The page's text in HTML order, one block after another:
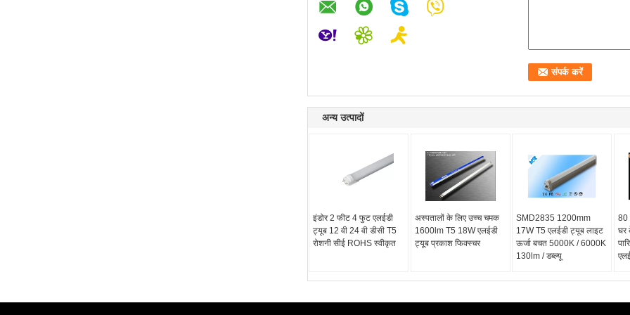
अन्य उत्पादों
इंडोर 2 फीट 4 फुट एलईडी
ट्यूब 12 वी 24 वी डीसी T5
रोशनी सीई ROHS स्वीकृत
अस्पतालों के लिए उच्च चमक
1600lm T5 18W एलईडी
ट्यूब प्रकाश फिक्स्चर
SMD2835 1200mm
17W T5 एलईडी ट्यूब लाइट
ऊर्जा बचत 5000K / 6000K
130lm / डब्ल्यू
80
घर